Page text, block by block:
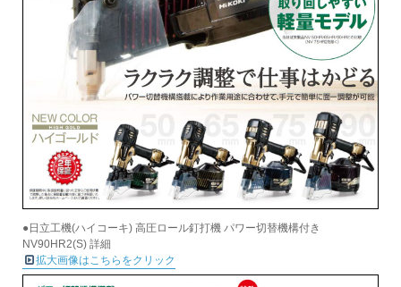
●日立工機(ハイコーキ) 高圧ロール釘打機 パワー切替機構付き
NV90HR2(S) 詳細
拡大画像はこちらをクリック